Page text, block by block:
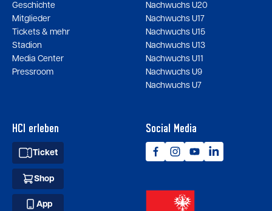
Geschichte
Mitglieder
Tickets & mehr
Stadion
Media Center
Pressroom
Nachwuchs U20
Nachwuchs U17
Nachwuchs U15
Nachwuchs U13
Nachwuchs U11
Nachwuchs U9
Nachwuchs U7
HCI erleben
Ticket
Shop
App
Social Media